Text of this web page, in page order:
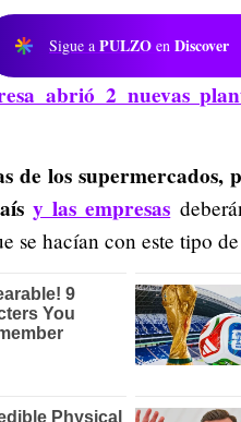
Sigue a PULZO en Discover
abrió 2 nuevas
de los
y las empresas
se hacían con este tipo